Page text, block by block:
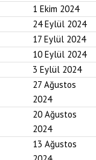
1 Ekim 2024
24 Eylül 2024
17 Eylül 2024
10 Eylül 2024
3 Eylül 2024
27 Ağustos
2024
20 Ağustos
2024
13 Ağustos